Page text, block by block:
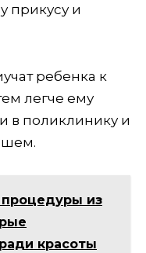
прикусу и
ребенка к
легче ему
в поликлинику и
из
красоты